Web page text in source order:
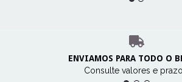
ENVIAMOS PARA TODO O
Consulte valores e